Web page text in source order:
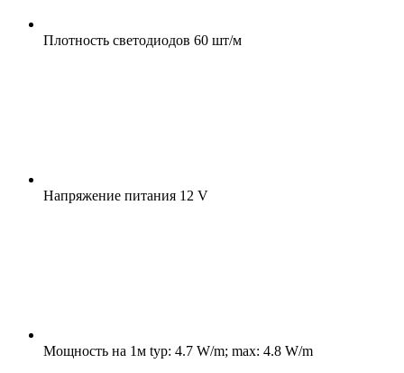
Плотность светодиодов 60 шт/м
Напряжение питания 12 V
Мощность на 1м typ: 4.7 W/m; max: 4.8 W/m